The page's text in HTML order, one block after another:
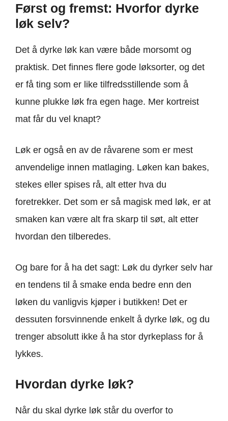
Først og fremst: Hvorfor dyrke
løk selv?
Det å dyrke løk kan være både morsomt og
praktisk. Det finnes flere gode løksorter, og det
er få ting som er like tilfredsstillende som å
kunne plukke løk fra egen hage. Mer kortreist
mat får du vel knapt?
Løk er også en av de råvarene som er mest
anvendelige innen matlaging. Løken kan bakes,
stekes eller spises rå, alt etter hva du
foretrekker. Det som er så magisk med løk, er at
smaken kan være alt fra skarp til søt, alt etter
hvordan den tilberedes.
Og bare for å ha det sagt: Løk du dyrker selv har
en tendens til å smake enda bedre enn den
løken du vanligvis kjøper i butikken! Det er
dessuten forsvinnende enkelt å dyrke løk, og du
trenger absolutt ikke å ha stor dyrkeplass for å
lykkes.
Hvordan dyrke løk?
Når du skal dyrke løk står du overfor to